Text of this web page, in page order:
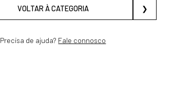
VOLTAR À CATEGORIA ❯
Precisa de ajuda? Fale connosco